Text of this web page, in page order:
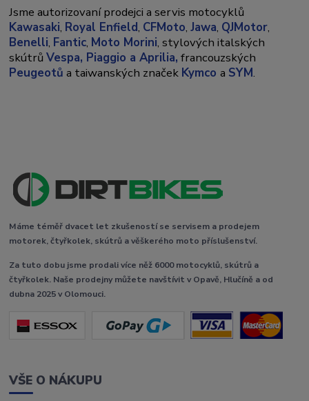
Jsme autorizovaní prodejci a servis motocyklů
Kawasaki, Royal Enfield, CFMoto,Jawa, QJMotor,
Benelli, Fantic, Moto Morini, stylových italských
skútrůVespa, Piaggio a Aprilia, francouzských
Peugeotů a taiwanských značek Kymcoa SYM.
Máme téměř dvacet let zkušeností se servisem a prodejem
motorek, čtyřkolek, skútrů a věškerého moto příslušenství.
Za tuto dobu jsme prodali více něž 6000 motocyklů, skútrů a
čtyřkolek. Naše prodejny můžete navštívit v Opavě, Hlučíně a od
dubna 2025 v Olomouci.
VŠE O NÁKUPU